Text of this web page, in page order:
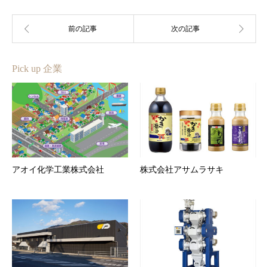
Pick up 企業
アオイ化学工業株式会社 株式会社アサムラサキ